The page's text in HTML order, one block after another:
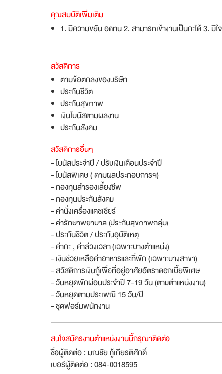
คุณสมบัติเพิ่มเติม
1. มีความขยัน อดทน 2. สามารถเข้างานเป็นกะได้ 3. มี
สวัสดิการ
ตามข้อตกลงของบริษัท
ประกันชีวิต
ประกันสุขภาพ
เงินโบนัสตามผลงาน
ประกันสังคม
สวัสดิการอื่นๆ
- โบนัสประจำปี / ปรับเงินเดือนประจำปี
- โบนัสพิเศษ ( ตามผลประกอบการฯ)
- กองทุนสำรองเลี้ยงชีพ
- กองทุนประกันสังคม
- ค่านั่งเครื่องแคชเชียร์
- ค่ารักษาพยาบาล (ประกันสุขภาพกลุ่ม)
- ประกันชีวิต / ประกันอุบัติเหตุ
- ค่ากะ , ค่าล่วงเวลา (เฉพาะบางตำแหน่ง)
- เงินช่วยเหลือค่าอาหารและที่พัก (เฉพาะบางสาขา)
- สวัสดิการเงินกู้เพื่อที่อยู่อาศัยอัตราดอกเบี้ยพิเศษ
- วันหยุดพักผ่อนประจำปี 7-19 วัน (ตามตำแหน่งงาน)
- วันหยุดตามประเพณี 15 วัน/ปี
- ชุดฟอร์มพนักงาน
สนใจสมัครงานตำแหน่งงานนี้กรุณาติดต่อ
ชื่อผู้ติดต่อ : มณชัย กู้เกียรติศักดิ์
เบอร์ผู้ติดต่อ : 084-0018595